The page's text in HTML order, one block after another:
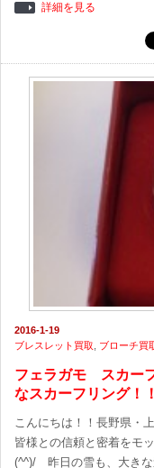
詳細を見る
2016-1-19
ブレスレット買取
ブローチ買
フェラガモ スカー
なスカーフリング！！
こんにちは！！長野県・
皆様との信頼と密着をモ
(^^)/ 昨日の雪も、大きな